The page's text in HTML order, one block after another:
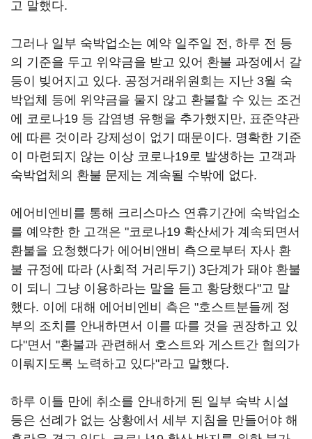
고 말했다.
그러나 일부 숙박업소는 예약 일주일 전, 하루 전 등
의 기준을 두고 위약금을 받고 있어 환불 과정에서 갈
등이 빚어지고 있다. 공정거래위원회는 지난 3월 숙
박업체 등에 위약금을 물지 않고 환불할 수 있는 조건
에 코로나19 등 감염병 유행을 추가했지만, 표준약관
에 따른 것이라 강제성이 없기 때문이다. 명확한 기준
이 마련되지 않는 이상 코로나19로 발생하는 고객과
숙박업체의 환불 문제는 계속될 수밖에 없다.
에어비엔비를 통해 크리스마스 연휴기간에 숙박업소
를 예약한 한 고객은 "코로나19 확산세가 계속되면서
환불을 요청했다가 에어비앤비 측으로부터 자사 환
불 규정에 따라 (사회적 거리두기) 3단계가 돼야 환불
이 되니 그냥 이용하라는 말을 듣고 황당했다"고 말
했다. 이에 대해 에어비엔비 측은 "호스트분들께 정
부의 조치를 안내하면서 이를 따를 것을 권장하고 있
다"면서 "환불과 관련해서 호스트와 게스트간 협의가
이뤄지도록 노력하고 있다"라고 말했다.
하루 이틀 만에 취소를 안내하게 된 일부 숙박 시설
등은 선례가 없는 상황에서 세부 지침을 만들어야 해